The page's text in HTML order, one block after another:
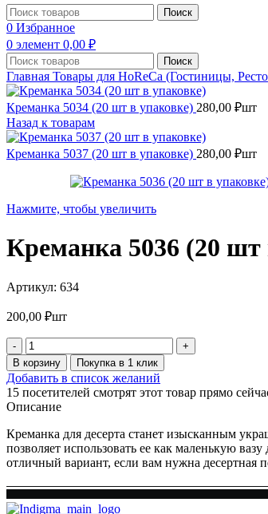
Поиск
0 Избранное
0 элемент 0,00 ₽
Поиск
Главная Товары для HoReCa (Гостиницы,
Креманка 5034 (20 шт в упаковке) 280,00 ₽шт
Назад к товарам
Креманка 5037 (20 шт в упаковке) 280,00 ₽шт
Нажмите, чтобы увеличить
Креманка 5036 (20 шт
Артикул: 634
200,00 ₽шт
Количество
товара
Креманка
5036
(20
шт
в
упаковке)
В корзину Покупка в 1 клик
Добавить в список желаний
15 посетителей смотрят этот товар прямо
Описание
Креманка для десерта станет изысканным
позволяет использовать ее как маленькую
отличный вариант, если вам нужна десертная